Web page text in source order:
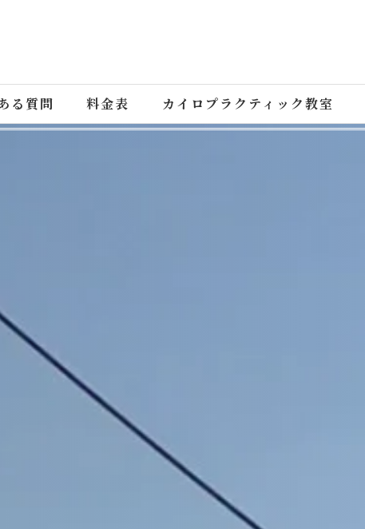
る質問 料金表 カイロプラクティック教室